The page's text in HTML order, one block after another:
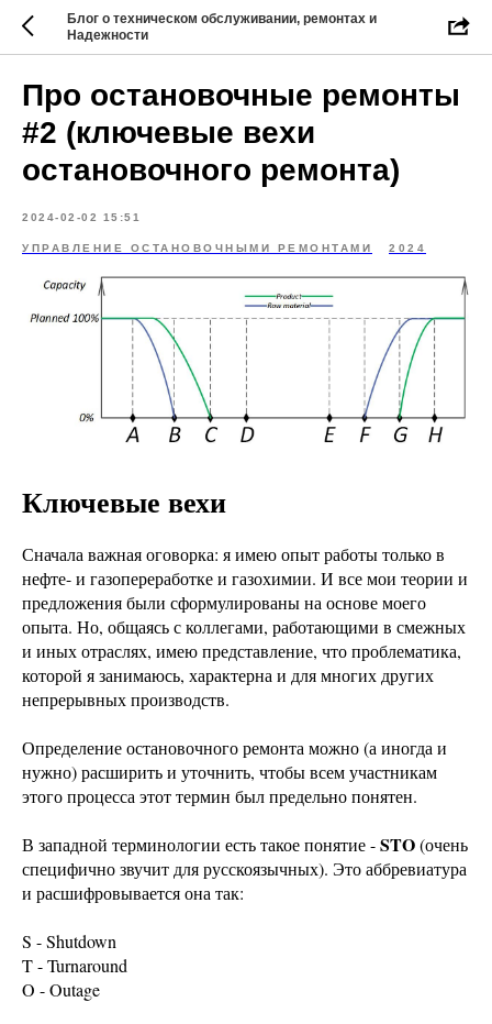
Блог о техническом обслуживании, ремонтах и
Надежности
Про остановочные ремонты
#2 (ключевые вехи
остановочного ремонта)
2024-02-02 15:51
УПРАВЛЕНИЕ ОСТАНОВОЧНЫМИ РЕМОНТАМИ 2024
Ключевые вехи
Сначала важная оговорка: я имею опыт работы только в
нефте- и газопереработке и газохимии. И все мои теории и
предложения были сформулированы на основе моего
опыта. Но, общаясь с коллегами, работающими в смежных
и иных отраслях, имею представление, что проблематика,
которой я занимаюсь, характерна и для многих других
непрерывных производств.
Определение остановочного ремонта можно (а иногда и
нужно) расширить и уточнить, чтобы всем участникам
этого процесса этот термин был предельно понятен.
В западной терминологии есть такое понятие -STO(очень
специфично звучит для русскоязычных). Это аббревиатура
и расшифровывается она так:
S - Shutdown
T - Turnaround
O - Outage